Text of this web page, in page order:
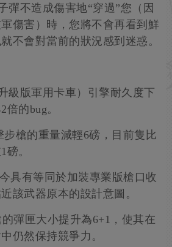
彈不造成傷害地“穿過”您（因
傷害）時，您將不會再看到鮮
不會對當前的狀況感到迷惑。
級版軍用卡車）引擎耐久度下
的bug。
步槍的重量減輕6磅，目前隻比
。
具有等同於加裝專業版槍口收
該武器原本的設計意圖。
的彈匣大小提升為6+1，使其在
仍然保持競爭力。